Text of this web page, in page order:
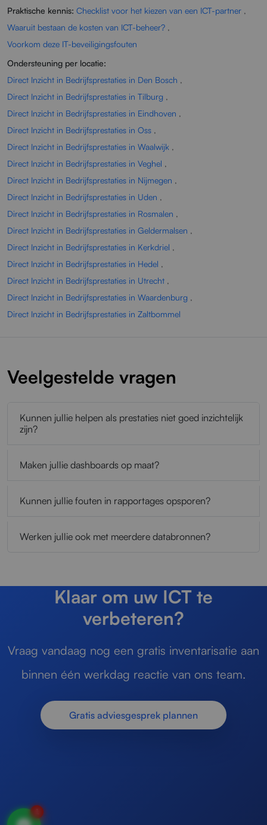
Praktische kennis: Checklist voor het kiezen van een ICT-partner ,
Waaruit bestaan de kosten van ICT-beheer? ,
Voorkom deze IT-beveiligingsfouten
Ondersteuning per locatie:
Direct Inzicht in Bedrijfsprestaties in Den Bosch ,
Direct Inzicht in Bedrijfsprestaties in Tilburg ,
Direct Inzicht in Bedrijfsprestaties in Eindhoven ,
Direct Inzicht in Bedrijfsprestaties in Oss ,
Direct Inzicht in Bedrijfsprestaties in Waalwijk ,
Direct Inzicht in Bedrijfsprestaties in Veghel ,
Direct Inzicht in Bedrijfsprestaties in Nijmegen ,
Direct Inzicht in Bedrijfsprestaties in Uden ,
Direct Inzicht in Bedrijfsprestaties in Rosmalen ,
Direct Inzicht in Bedrijfsprestaties in Geldermalsen ,
Direct Inzicht in Bedrijfsprestaties in Kerkdriel ,
Direct Inzicht in Bedrijfsprestaties in Hedel ,
Direct Inzicht in Bedrijfsprestaties in Utrecht ,
Direct Inzicht in Bedrijfsprestaties in Waardenburg ,
Direct Inzicht in Bedrijfsprestaties in Zaltbommel
Veelgestelde vragen
Kunnen jullie helpen als prestaties niet goed inzichtelijk
zijn?
Maken jullie dashboards op maat?
Kunnen jullie fouten in rapportages opsporen?
Werken jullie ook met meerdere databronnen?
Klaar om uw ICT te
verbeteren?
Vraag vandaag nog een gratis inventarisatie aan
binnen één werkdag reactie van ons team.
Gratis adviesgesprek plannen